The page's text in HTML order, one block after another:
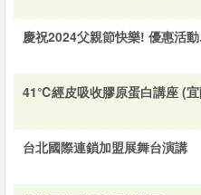
地
購
說
慶祝2024父親節快樂! 優惠活
41℃經皮吸收膠原蛋白講座 (
台北國際連鎖加盟展舞台演講